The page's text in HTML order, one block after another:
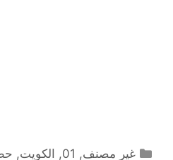
التصنيفات
غير مصنف,
01
, الكويت,